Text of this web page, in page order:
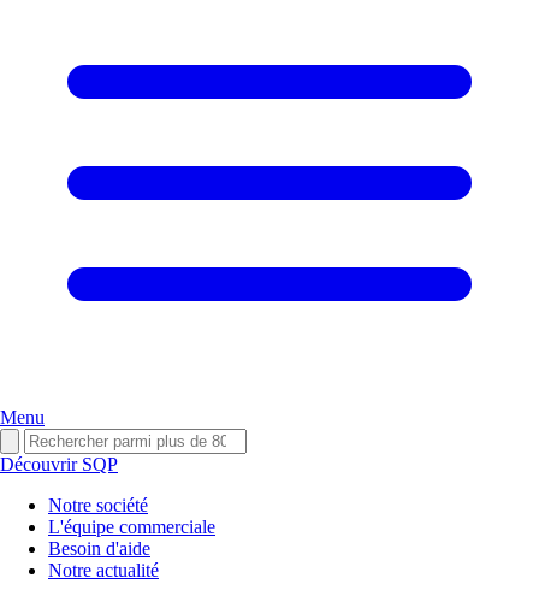
Menu
Découvrir SQP
Notre société
L'équipe commerciale
Besoin d'aide
Notre actualité